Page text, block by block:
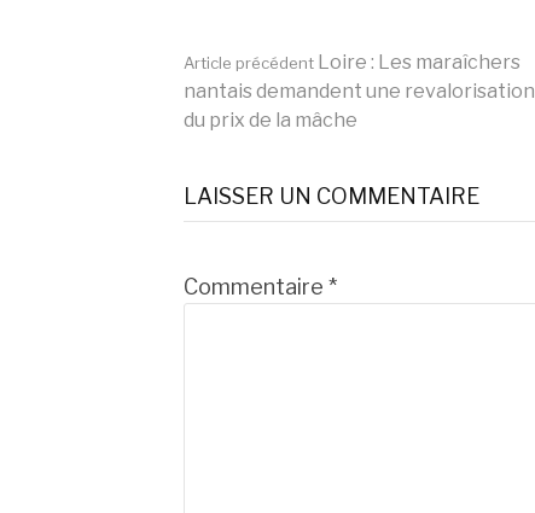
Lire
suite
Article précédent Loire : Les maraîchers
nantais demandent une revalorisation
du prix de la mâche
LAISSER UN COMMENTAIRE
Commentaire *